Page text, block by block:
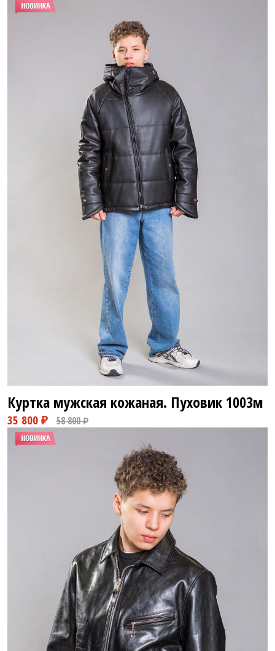
58 800 ₽
Куртка мужская кожаная. Пуховик 1003м